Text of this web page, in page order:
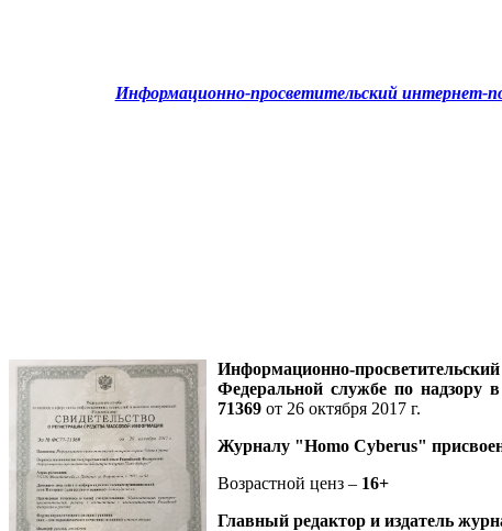
Информационно-просветительский интернет-
Информационно-
Федеральной службе по надзору
71369 от 26 октября 2017 г.
Журналу "Homo Cyberus"
Возрастной ценз – 16+
Главный редактор и издатель